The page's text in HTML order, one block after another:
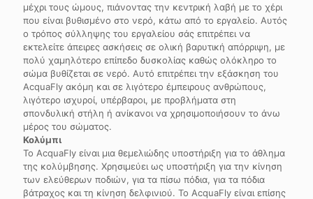
μέχρι τους ώμους, πιάνοντας την κεντρική λαβή με το χέρι
που είναι βυθισμένο στο νερό, κάτω από το εργαλείο. Αυτός
ο τρόπος σύλληψης του εργαλείου σάς επιτρέπει να
εκτελείτε άπειρες ασκήσεις σε ολική βαρυτική απόρριψη, με
πολύ χαμηλότερο επίπεδο δυσκολίας καθώς ολόκληρο το
σώμα βυθίζεται σε νερό. Αυτό επιτρέπει την εξάσκηση του
AcquaFly ακόμη και σε λιγότερο έμπειρους ανθρώπους,
λιγότερο ισχυροί, υπέρβαροι, με προβλήματα στη
σπονδυλική στήλη ή ανίκανοι να χρησιμοποιήσουν το άνω
μέρος του σώματος.
Κολύμπι
Το AcquaFly είναι μια θεμελιώδης υποστήριξη για το άθλημα
της κολύμβησης. Χρησιμεύει ως υποστήριξη για την κίνηση
των ελεύθερων ποδιών, για τα πίσω πόδια, για τα πόδια
βάτραχος και τη κίνηση δελφινιού. Το AcquaFly είναι επίσης